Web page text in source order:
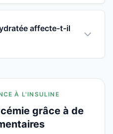
affecte-t-il
À L'INSULINE
grâce à de